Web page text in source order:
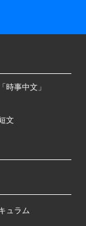
時事中文」
文
ュラム